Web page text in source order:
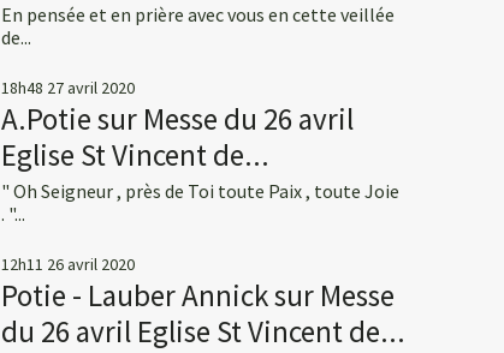
En pensée et en prière avec vous en cette veillée
de...
18h48 27avril 2020
A.Potiesur Messe du 26 avril
Eglise St Vincent de...
" Oh Seigneur , près de Toi toute Paix , toute Joie
. "...
12h11 26avril 2020
Potie - Lauber Annicksur Messe
du 26 avril Eglise St Vincent de...